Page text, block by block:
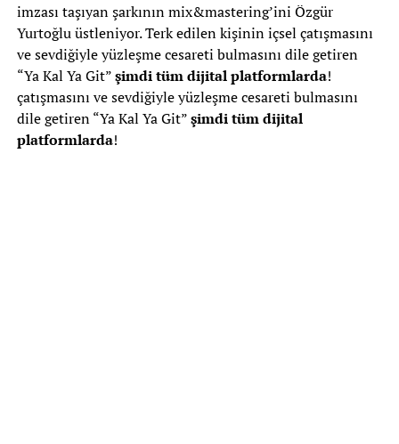
imzası taşıyan şarkının mix&mastering’ini Özgür
Yurtoğlu üstleniyor. Terk edilen kişinin içsel çatışmasını
ve sevdiğiyle yüzleşme cesareti bulmasını dile getiren
“Ya Kal Ya Git”şimdi tüm dijital platformlarda!
çatışmasını ve sevdiğiyle yüzleşme cesareti bulmasını
dile getiren “Ya Kal Ya Git”şimdi tüm dijital
platformlarda!